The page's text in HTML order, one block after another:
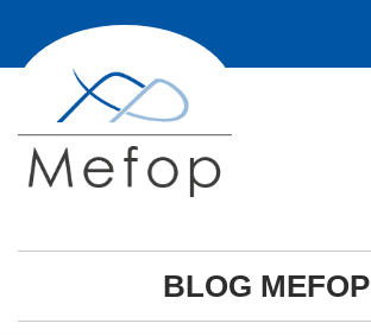
BLOG MEFOP